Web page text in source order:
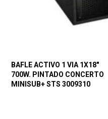
BAFLE ACTIVO 1 VIA 1X18″
700W. PINTADO CONCERTO
MINISUB+ STS 3009310